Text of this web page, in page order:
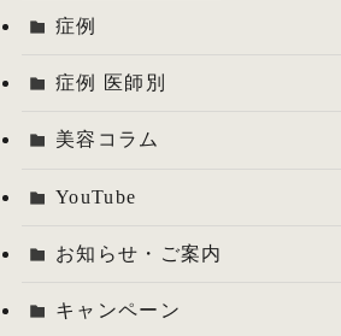
症例
症例 医師別
美容コラム
YouTube
お知らせ・ご案内
キャンペーン